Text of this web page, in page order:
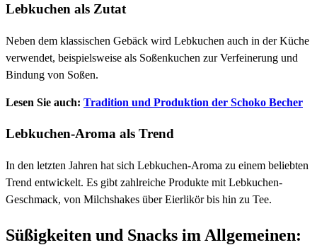
Lebkuchen als Zutat
Neben dem klassischen Gebäck wird Lebkuchen auch in der Küche
verwendet, beispielsweise als Soßenkuchen zur Verfeinerung und
Bindung von Soßen.
Lesen Sie auch: Tradition und Produktion der Schoko Becher
Lebkuchen-Aroma als Trend
In den letzten Jahren hat sich Lebkuchen-Aroma zu einem beliebten
Trend entwickelt. Es gibt zahlreiche Produkte mit Lebkuchen-
Geschmack, von Milchshakes über Eierlikör bis hin zu Tee.
Süßigkeiten und Snacks im Allgemeinen: